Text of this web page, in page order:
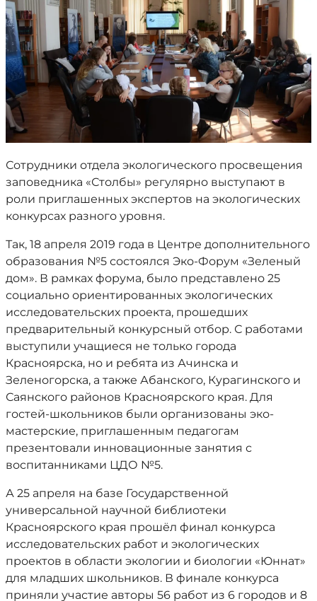
Сотрудники отдела экологического просвещения
заповедника «Столбы» регулярно выступают в
роли приглашенных экспертов на экологических
конкурсах разного уровня.
Так, 18 апреля 2019 года в Центре дополнительного
образования №5 состоялся Эко-Форум «Зеленый
дом». В рамках форума, было представлено 25
социально ориентированных экологических
исследовательских проекта, прошедших
предварительный конкурсный отбор. С работами
выступили учащиеся не только города
Красноярска, но и ребята из Ачинска и
Зеленогорска, а также Абанского, Курагинского и
Саянского районов Красноярского края. Для
гостей-школьников были организованы эко-
мастерские, приглашенным педагогам
презентовали инновационные занятия с
воспитанниками ЦДО №5.
А 25 апреля на базе Государственной
универсальной научной библиотеки
Красноярского края прошёл финал конкурса
исследовательских работ и экологических
проектов в области экологии и биологии «Юннат»
для младших школьников. В финале конкурса
приняли участие авторы 56 работ из 6 городов и 8